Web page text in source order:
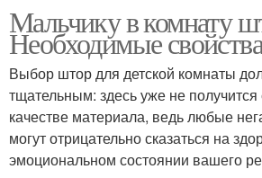
Мальчику в комнату
Необходимые свойства
Выбор штор для детской комнаты
тщательным: здесь уже не получится
качестве материала, ведь любые
могут отрицательно сказаться на
эмоциональном состоянии вашего